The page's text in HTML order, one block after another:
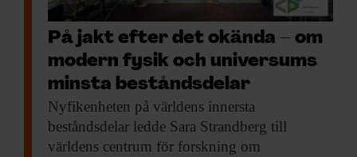
På jakt efter det okända – om
modern fysik och universums
minsta beståndsdelar
Nyfikenheten på världens innersta
beståndsdelar ledde Sara Strandberg till
världens centrum för forskning om